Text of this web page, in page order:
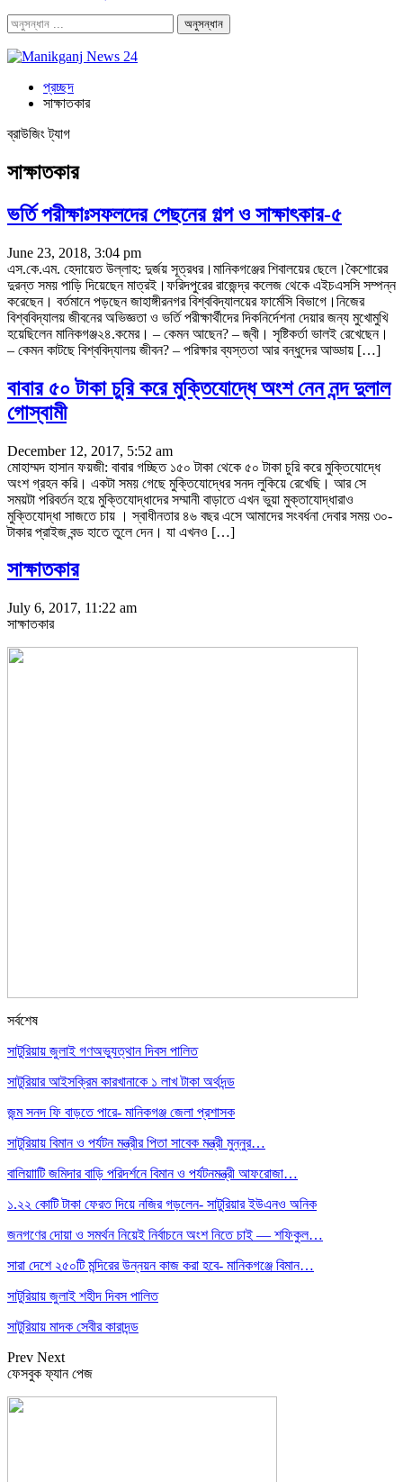
প্রচ্ছদ
সাক্ষাতকার
ব্রাউজিং ট্যাগ
সাক্ষাতকার
ভর্তি পরীক্ষাঃসফলদের পেছনের গল্প ও সাক্ষাৎকার-৫
June 23, 2018, 3:04 pm
এস.কে.এম. হেদায়েত উল্লাহ: দুর্জয় সূত্রধর।মানিকগঞ্জের শিবালয়ের ছেলে।কৈশোরের
দুরন্ত সময় পাড়ি দিয়েছেন মাত্রই।ফরিদপুরের রাজেন্দ্র কলেজ থেকে এইচএসসি সম্পন্ন
করেছেন। বর্তমানে পড়ছেন জাহাঙ্গীরনগর বিশ্ববিদ্যালয়ের ফার্মেসি বিভাগে।নিজের
বিশ্ববিদ্যালয় জীবনের অভিজ্ঞতা ও ভর্তি পরীক্ষার্থীদের দিকনির্দেশনা দেয়ার জন্য মুখোমুখি
হয়েছিলেন মানিকগঞ্জ২৪.কমের। – কেমন আছেন? – জ্বী। সৃষ্টিকর্তা ভালই রেখেছেন।
– কেমন কাটছে বিশ্ববিদ্যালয় জীবন? – পরিক্ষার ব্যস্ততা আর বন্ধুদের আড্ডায় […]
বাবার ৫০ টাকা চুরি করে মুক্তিযোদ্ধে অংশ নেন নন্দ দুলাল
গোস্বামী
December 12, 2017, 5:52 am
মোহাম্মদ হাসান ফয়জী: বাবার গচ্ছিত ১৫০ টাকা থেকে ৫০ টাকা চুরি করে মুক্তিযোদ্ধে
অংশ গ্রহন করি। একটা সময় গেছে মুক্তিযোদ্ধের সনদ লুকিয়ে রেখেছি। আর সে
সময়টা পরিবর্তন হয়ে মুক্তিযোদ্ধাদের সম্মানী বাড়াতে এখন ভুয়া মুক্তাযোদ্ধারাও
মুক্তিযোদ্ধা সাজতে চায় । স্বাধীনতার ৪৬ বছর এসে আমাদের সংবর্ধনা দেবার সময় ৩০-
টাকার প্রাইজ বন্ড হাতে তুলে দেন। যা এখনও […]
সাক্ষাতকার
July 6, 2017, 11:22 am
সাক্ষাতকার
সর্বশেষ
সাটুরিয়ায় জুলাই গণঅভ্যুত্থান দিবস পালিত
সাটুরিয়ার আইসক্রিম কারখানাকে ১ লাখ টাকা অর্থদন্ড
জন্ম সনদ ফি বাড়তে পারে- মানিকগঞ্জ জেলা প্রশাসক
সাটুরিয়ায় বিমান ও পর্যটন মন্ত্রীর পিতা সাবেক মন্ত্রী মুন্নুর…
বালিয়াাটি জমিদার বাড়ি পরিদর্শনে বিমান ও পর্যটনমন্ত্রী আফরোজা…
১.২২ কোটি টাকা ফেরত দিয়ে নজির গড়লেন- সাটুরিয়ার ইউএনও অনিক
জনগণের দোয়া ও সমর্থন নিয়েই নির্বাচনে অংশ নিতে চাই — শফিকুল…
সারা দেশে ২৫০টি মন্দিরের উন্নয়ন কাজ করা হবে- মানিকগঞ্জে বিমান…
সাটুরিয়ায় জুলাই শহীদ দিবস পালিত
সাটুরিয়ায় মাদক সেবীর কারাদন্ড
Prev Next
ফেসবুক ফ্যান পেজ